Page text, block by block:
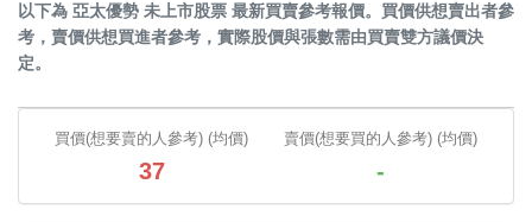
以下為 亞太優勢 未上市股票 最新買賣參考報價。買價供想賣出者參
考，賣價供想買進者參考，實際股價與張數需由買賣雙方議價決
定。
買價(想要賣的人參考) (均價)
37
賣價(想要買的人參考) (均價)
-